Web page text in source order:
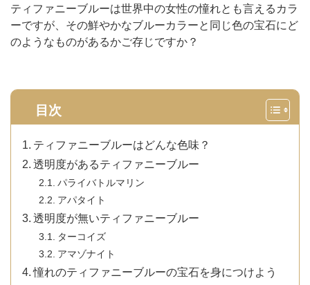
ティファニーブルーは世界中の女性の憧れとも言えるカラ
ーですが、その鮮やかなブルーカラーと同じ色の宝石にど
のようなものがあるかご存じですか？
目次
ティファニーブルーはどんな色味？
透明度があるティファニーブルー
パライバトルマリン
アパタイト
透明度が無いティファニーブルー
ターコイズ
アマゾナイト
憧れのティファニーブルーの宝石を身につけよう